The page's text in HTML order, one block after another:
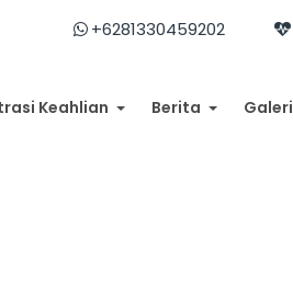
+6281330459202
Keahlian Berita Galeri